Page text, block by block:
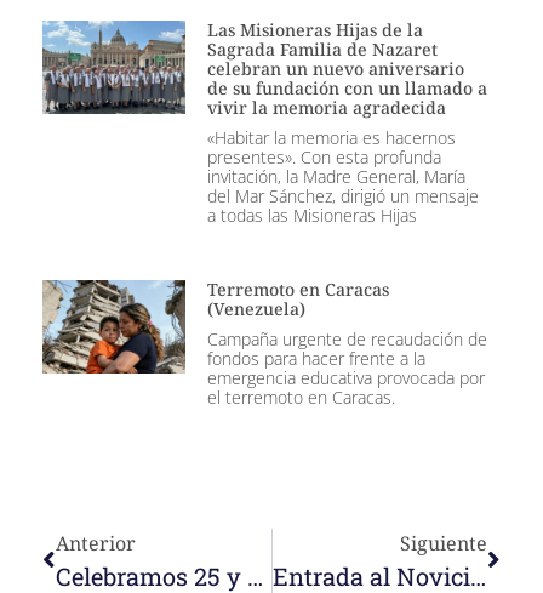
Las Misioneras Hijas de la
Sagrada Familia de Nazaret
celebran un nuevo aniversario
de su fundación con un llamado a
vivir la memoria agradecida
«Habitar la memoria es hacernos
presentes». Con esta profunda
invitación, la Madre General, María
del Mar Sánchez, dirigió un mensaje
a todas las Misioneras Hijas
Terremoto en Caracas
(Venezuela)
Campaña urgente de recaudación de
fondos para hacer frente a la
emergencia educativa provocada por
el terremoto en Caracas.
Anterior
Celebramos 25 y 50 años de fidelidad. Bodas de Plata y Oro de consagración religiosa
Siguiente
Entrada al Noviciado, profesiones y renovaciones en Indonesia